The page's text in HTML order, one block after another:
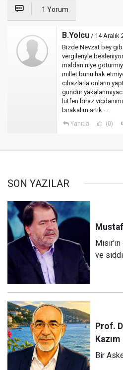
1 Yorum
B.Yolcu / 14 Aralık
Bizde Nevzat bey
vergileriyle
maldan niye
millet bunu hak
cihazlarla onların
gündür
lütfen biraz
bırakalım artık....
Yanıtla (0)
SON YAZILAR
ve
Prof.
Kazım
Bir